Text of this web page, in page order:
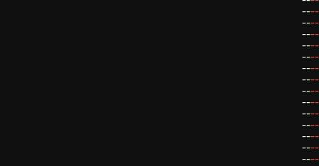
--
--
--
--
--
--
--
--
--
--
--
--
--
--
--
--
--
--
--
--
--
--
--
--
--
--
--
--